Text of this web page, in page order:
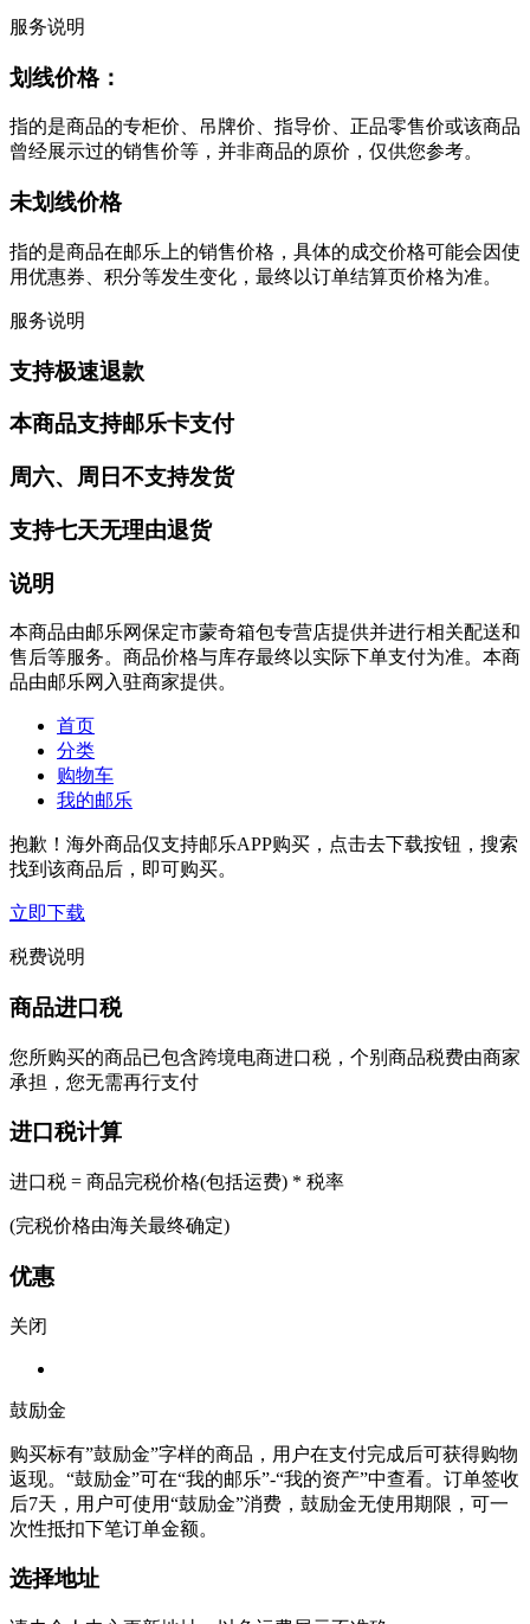
服务说明
划线价格：
指的是商品的专柜价、吊牌价、指导价、正品零售价或该商品
曾经展示过的销售价等，并非商品的原价，仅供您参考。
未划线价格
指的是商品在邮乐上的销售价格，具体的成交价格可能会因使
用优惠券、积分等发生变化，最终以订单结算页价格为准。
服务说明
支持极速退款
本商品支持邮乐卡支付
周六、周日不支持发货
支持七天无理由退货
说明
本商品由邮乐网保定市蒙奇箱包专营店提供并进行相关配送和
售后等服务。商品价格与库存最终以实际下单支付为准。本商
品由邮乐网入驻商家提供。
首页
分类
购物车
我的邮乐
抱歉！海外商品仅支持邮乐APP购买，点击去下载按钮，搜索
找到该商品后，即可购买。
立即下载
税费说明
商品进口税
您所购买的商品已包含跨境电商进口税，个别商品税费由商家
承担，您无需再行支付
进口税计算
进口税 = 商品完税价格(包括运费) * 税率
(完税价格由海关最终确定)
优惠
关闭
鼓励金
购买标有”鼓励金”字样的商品，用户在支付完成后可获得购物
返现。“鼓励金”可在“我的邮乐”-“我的资产”中查看。订单签收
后7天，用户可使用“鼓励金”消费，鼓励金无使用期限，可一
次性抵扣下笔订单金额。
选择地址